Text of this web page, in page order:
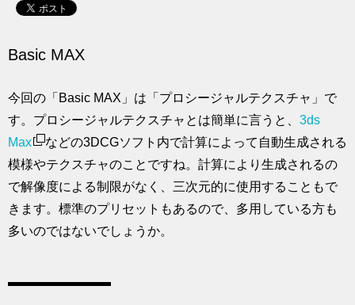
Basic MAX
今回の「Basic MAX」は「プロシージャルテクスチャ」で
す。プロシージャルテクスチャとは簡単に言うと、 3ds
Max
などの3DCGソフト内で計算によって自動生成される
模様やテクスチャのことですね。計算により生成されるの
で解像度による制限がなく、三次元的に使用することもで
きます。標準のプリセットもあるので、多用している方も
多いのではないでしょうか。